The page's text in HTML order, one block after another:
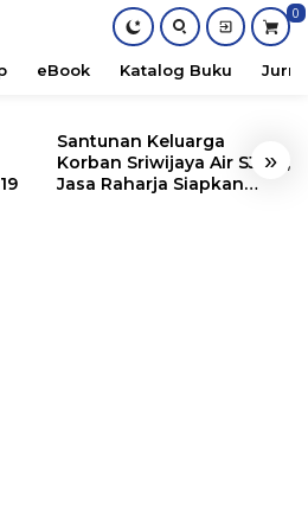
0
eBook Katalog Buku
»
Santunan Keluarga
Korban Sriwijaya Air SJ182,
Jasa Raharja Siapkan